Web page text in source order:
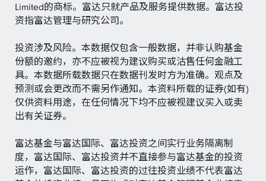
Limited的商标。富达只就产品及服务提供数据。富达投
资指富达管理与研究公司。
投资涉及风险。本数据仅包含一般数据，并非认购基金
份额的邀约，亦不应被视为建议购买或沽售任何金融工
具。本数据所载数据只在数据刊发时方为准确。观点及
预测或会更改而不需另作通知。本资料所载的证券(如有)
仅供资料用途，在任何情况下均不应被视建议买入或卖
出有关证券。
富达基金与富达国际、富达投资之间实行业务隔离制
度，富达国际、富达投资并不直接参与富达基金的投资
运作，富达国际、富达投资的过往投资业绩不代表富达